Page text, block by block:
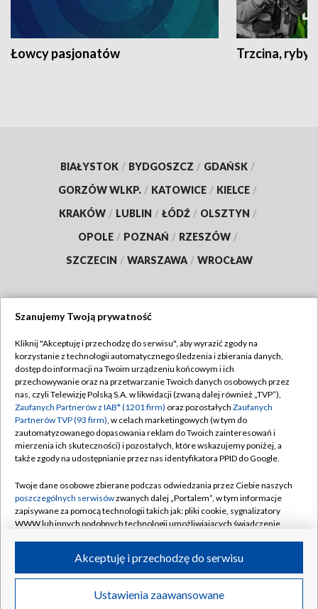
Łowcy pasjonatów Trzcina, ryby
BIAŁYSTOK / BYDGOSZCZ / GDAŃSK /
GORZÓW WLKP. / KATOWICE / KIELCE /
KRAKÓW / LUBLIN / ŁÓDŹ / OLSZTYN /
OPOLE / POZNAŃ / RZESZÓW /
SZCZECIN / WARSZAWA / WROCŁAW
TVP
Abonament TVP
Emisja w TVP
Centrum informacji TVP
Naziemna Telewizja Cyfrowa
Rada Programowa
System NOS
Informacje o nadawcy
Program dla prasy
Regulamin TVP
Polityka prywatności
Moje zgody
Pomoc
Kontakt
Kanały
©2026 Telewizja Polska S.A. w likwidacji
Szanujemy Twoją prywatność
Kliknij "Akceptuję i przechodzę do serwisu", aby wyrazić zgody na
korzystanie z technologii automatycznego śledzenia i zbierania danych,
dostęp do informacji na Twoim urządzeniu końcowym i ich
przechowywanie oraz na przetwarzanie Twoich danych osobowych przez
nas, czyli Telewizję Polską S.A. w likwidacji (zwaną dalej również „TVP”),
Zaufanych Partnerów z IAB* (1201 firm) oraz pozostałych Zaufanych
Partnerów TVP (93 firm), w celach marketingowych (w tym do
zautomatyzowanego dopasowania reklam do Twoich zainteresowań i
mierzenia ich skuteczności) i pozostałych, które wskazujemy poniżej, a
także zgody na udostępnianie przez nas identyfikatora PPID do Google.
Twoje dane osobowe zbierane podczas odwiedzania przez Ciebie naszych
poszczególnych serwisówzwanych dalej „Portalem”, w tym informacje
zapisywane za pomocą technologii takich jak: pliki cookie, sygnalizatory
WWW lub innych podobnych technologii umożliwiających świadczenie
ruchu w Internecie.
Twoje dane osobowe zbierane podczas odwiedzania przez Ciebie
poszczególnych serwisówna Portalu, takie jak adresy IP, identyfikatory
Ustawienia zaawansowane
Akceptuję i przechodzę do serwisu